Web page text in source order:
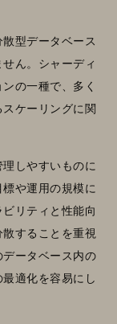
型データベース
ん。シャーディ
の一種で、多く
ケーリングに関
しやすいものに
や運用の規模に
リティと性能向
することを重視
ータベース内の
適化を容易にし